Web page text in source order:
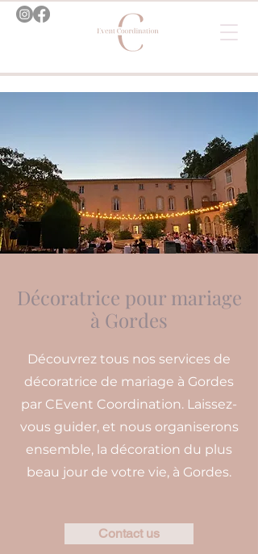
Décoratrice pour mariage
à Gordes
Découvrez tous nos services de
décoratrice de mariage à Gordes
par CEvent Coordination. Laissez-
vous guider, et nous organiserons
ensemble, la décoration du plus
beau jour de votre vie, à Gordes.
Contact us